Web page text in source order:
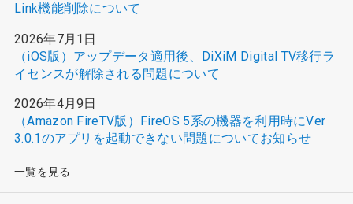
Link機能削除について
2026年7月1日
（iOS版）アップデータ適用後、DiXiM Digital TV移行ラ
イセンスが解除される問題について
2026年4月9日
（Amazon FireTV版）FireOS 5系の機器を利用時にVer
3.0.1のアプリを起動できない問題についてお知らせ
一覧を見る